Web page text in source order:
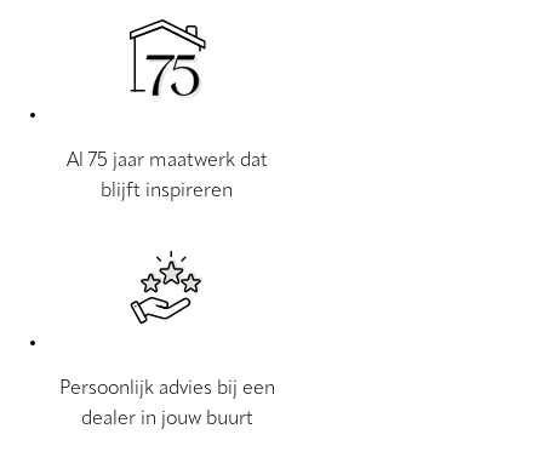
Al 75 jaar maatwerk dat
blijft inspireren
Persoonlijk advies bij een
dealer in jouw buurt